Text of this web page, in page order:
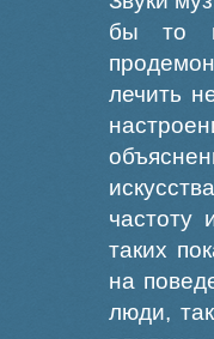
бы то
лечить
частоту
таких
на
люди,